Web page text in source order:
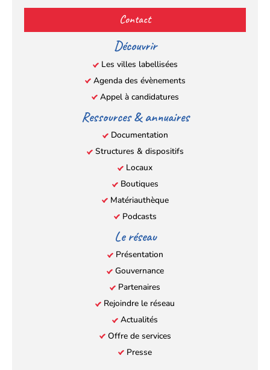
(s’ouvre
dans
un
nouvel
onglet)
(s’ouvre
dans
un
nouvel
onglet)
(s’ouvre
dans
un
nouvel
onglet)
(s’ouvre
un
nouvel
onglet)
Contact
Découvrir
Les villes labellisées
Agenda des évènements
Appel à candidatures
Ressources & annuaires
Documentation
Structures & dispositifs
Locaux
Boutiques
Matériauthèque
Podcasts
Le réseau
Présentation
Gouvernance
Partenaires
Rejoindre le réseau
Actualités
Offre de services
Presse